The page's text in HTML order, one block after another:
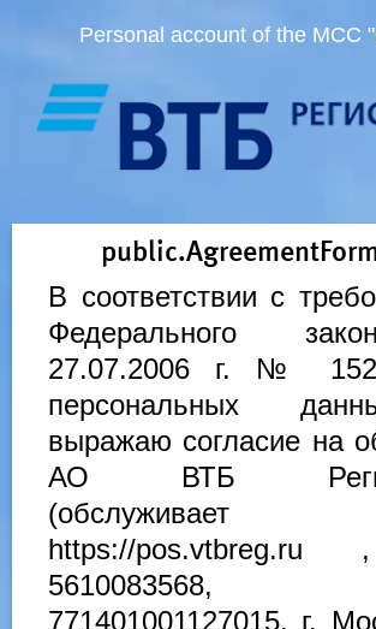
Personal account of the MCC
В соответствии с
Федерального
27.07.2006 г. №
персональных
выражаю согласие на
АО ВТБ
(обслуживает
https://
771401001127015, г.